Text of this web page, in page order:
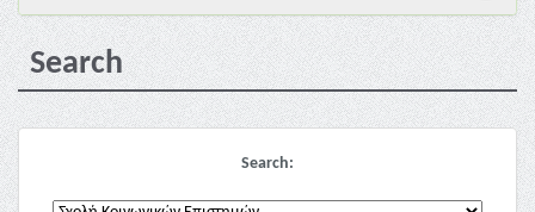
Search
Search: